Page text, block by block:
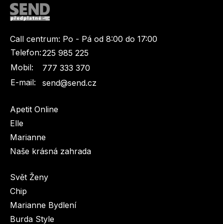
Toprecepty.cz
Call centrum: Po - Pá od 8:00 do 17:00
Telefon:225 985 225
Mobil:
777 333 370
E-mail:
send@send.cz
Apetit Online
Elle
Marianne
Naše krásná zahrada
Svět Ženy
Chip
Marianne Bydlení
Burda Style